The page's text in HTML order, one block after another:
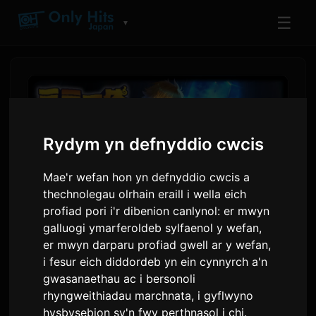
Rydym yn defnyddio cwcis
Mae'r wefan hon yn defnyddio cwcis a
thechnolegau olrhain eraill i wella eich
profiad pori i'r dibenion canlynol:er mwyn
galluogi ymarferoldeb sylfaenol y wefan,
er mwyn darparu profiad gwell ar y wefan,
i fesur eich diddordeb yn ein cynnyrch a'n
gwasanaethau ac i bersonoli
rhyngweithiadau marchnata, i gyflwyno
hysbysebion sy'n fwy perthnasol i chi.
▼ ☰
Mae Uned VTuber Nijisanji
Mimi Ittai yn Lansio Drama
Llais